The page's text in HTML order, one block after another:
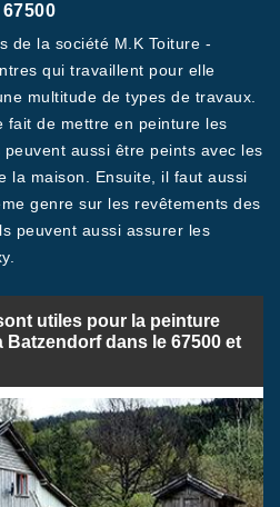
de la société M.K Toiture -
qui travaillent pour elle
multitude de types de travaux.
fait de mettre en peinture les
aussi être peints avec les
la maison. Ensuite, il faut aussi
genre sur les revêtements des
peuvent aussi assurer les
utiles pour la peinture
dans le 67500 et